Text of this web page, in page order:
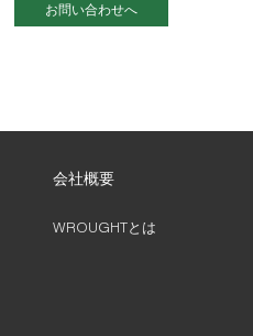
お問い合わせへ
会社概要
WROUGHTとは